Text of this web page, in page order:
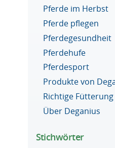
Pferde im Herbst
Pferde pflegen
Pferdegesundheit
Pferdehufe
Pferdesport
Produkte von
Richtige Fütterung
Über Deganius
Stichwörter